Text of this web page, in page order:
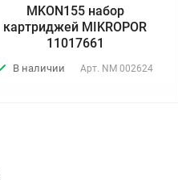
MKON155 набор
картриджей MIKROPOR
11017661
В наличии Арт. NM 002624